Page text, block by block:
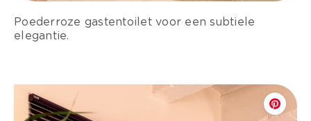
Poederroze gastentoilet voor een subtiele
elegantie.